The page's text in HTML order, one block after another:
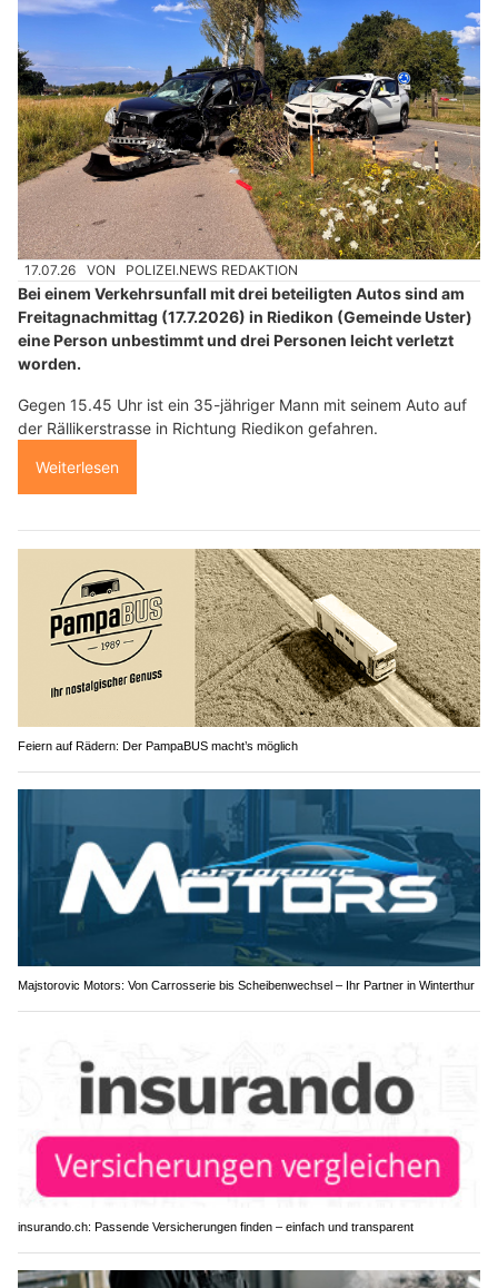
17.07.26 VON POLIZEI.NEWS REDAKTION
Bei einem Verkehrsunfall mit drei beteiligten Autos sind am
Freitagnachmittag (17.7.2026) in Riedikon (Gemeinde Uster)
eine Person unbestimmt und drei Personen leicht verletzt
worden.
Gegen 15.45 Uhr ist ein 35-jähriger Mann mit seinem Auto auf
der Rällikerstrasse in Richtung Riedikon gefahren.
Weiterlesen
Feiern auf Rädern: Der PampaBUS macht’s möglich
Majstorovic Motors: Von Carrosserie bis Scheibenwechsel – Ihr Partner in Winterthur
insurando.ch: Passende Versicherungen finden – einfach und transparent